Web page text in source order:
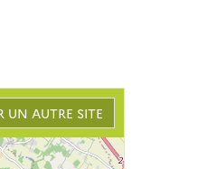
UN AUTRE SITE